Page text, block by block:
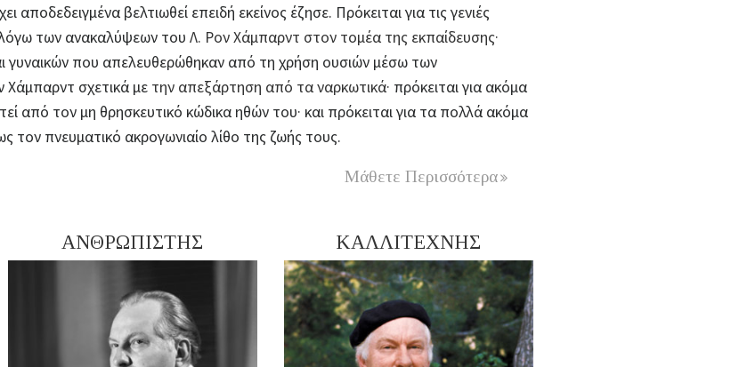
βελτιωθεί επειδή εκείνος έζησε. Πρόκειται για τις γενιές
των ανακαλύψεων του Λ. Ρον Χάμπαρντ στον τομέα της εκπαίδευσης·
γυναικών που απελευθερώθηκαν από τη χρήση ουσιών μέσω των
σχετικά με την απεξάρτηση από τα ναρκωτικά· πρόκειται για ακόμα
από τον μη θρησκευτικό κώδικα ηθών του· και πρόκειται για τα πολλά ακόμα
πνευματικό ακρογωνιαίο λίθο της ζωής τους.
Μάθετε Περισσότερα
ΑΝΘΡΩΠΙΣΤΗΣ ΚΑΛΛΙΤΕΧΝΗΣ